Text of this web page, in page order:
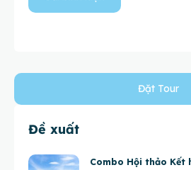
Đặt Tour
Đề xuất
Combo Hội thảo Kết